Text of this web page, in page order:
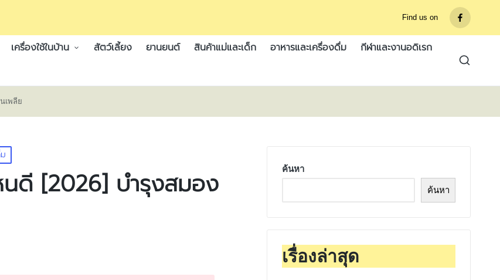
Find us on
รายการ
เมนู
เครื่องใช้ในบ้าน สัตว์เลี้ยง ยานยนต์ สินค้าแม่และเด็ก อาหารและเครื่องดื่ม
กีฬาและงานอดิเรก
เพลีย
ดี [2026] บำรุงสมอง
ค้นหา
ค้นหา
เรื่องล่าสุด